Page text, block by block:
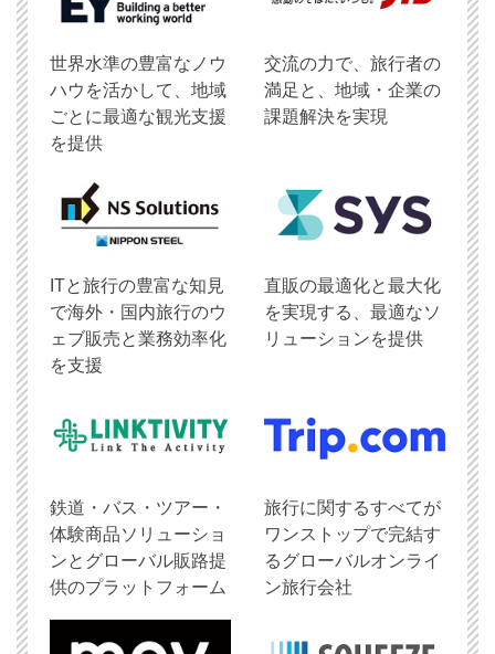
世界水準の豊富なノウ
ハウを活かして、地域
ごとに最適な観光支援
を提供
交流の力で、旅行者の
満足と、地域・企業の
課題解決を実現
ITと旅行の豊富な知見
で海外・国内旅行のウ
ェブ販売と業務効率化
を支援
直販の最適化と最大化
を実現する、最適なソ
リューションを提供
鉄道・バス・ツアー・
体験商品ソリューショ
ンとグローバル販路提
供のプラットフォーム
旅行に関するすべてが
ワンストップで完結す
るグローバルオンライ
ン旅行会社